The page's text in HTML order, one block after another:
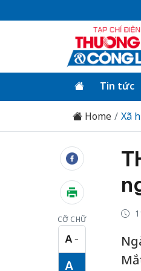
Tin tức
Home Xã
CỠ CHỮ
A −
Cỡ chữ nhỏ
A